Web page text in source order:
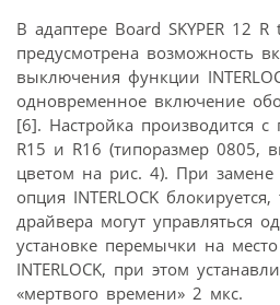
В адаптере Board SKYPER 12 R
предусмотрена возможность
выключения функции
одновременное включение
[6]. Настройка производится
R15 и R16 (типоразмер 0805,
цветом на рис. 4). При
опция INTERLOCK
драйвера могут управляться
установке перемычки на
INTERLOCK, при этом
«мертвого времени» 2 мкс.